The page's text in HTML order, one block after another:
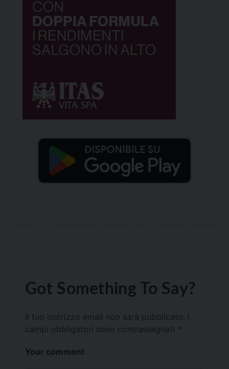
Got Something To Say?
Il tuo indirizzo email non sarà pubblicato.
campi obbligatori sono contrassegnati *
Your comment